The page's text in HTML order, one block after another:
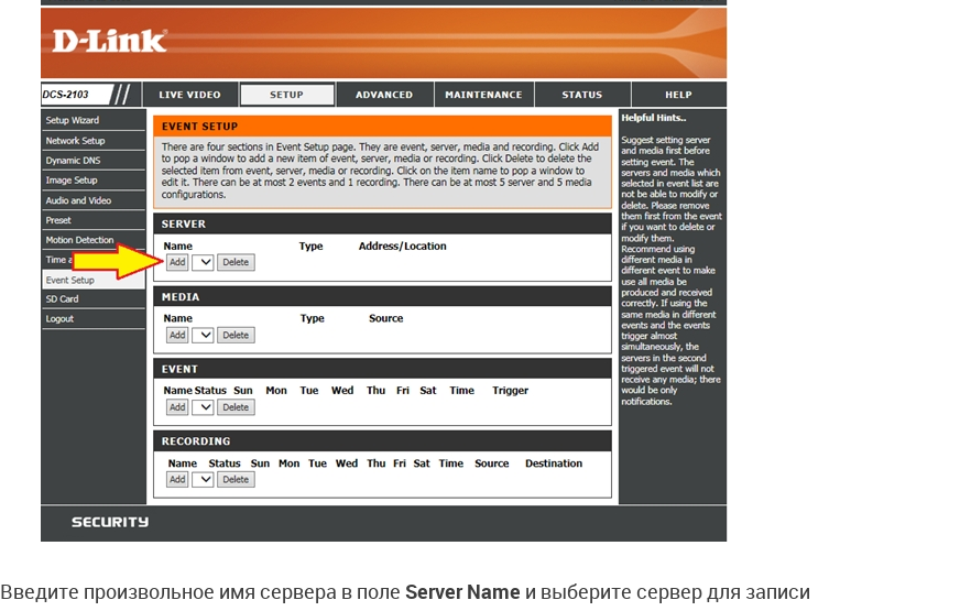
Введите произвольное имя сервера в поле Server Name и выберите сервер для записи